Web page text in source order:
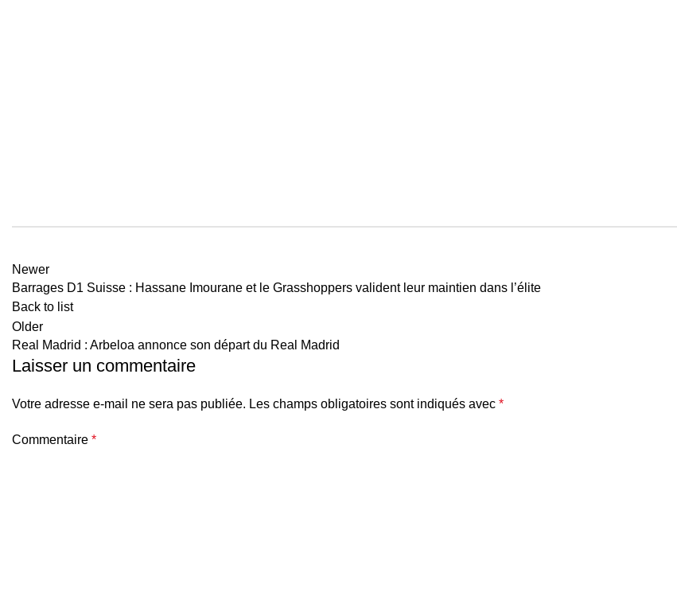
Newer
Barrages D1 Suisse : Hassane Imourane et le Grasshoppers valident leur maintien dans l’élite
Back to list
Older
Real Madrid : Arbeloa annonce son départ du Real Madrid
Laisser un commentaire
Votre adresse e-mail ne sera pas publiée. Les champs obligatoires sont indiqués avec *
Commentaire *